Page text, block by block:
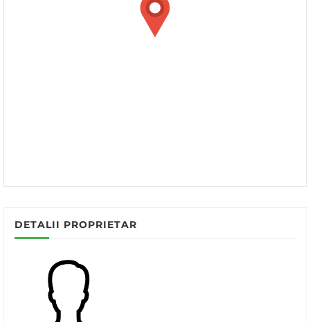
DETALII PROPRIETAR